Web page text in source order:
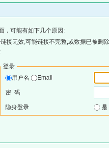
，可能有如下几个原因:
接无效,可能链接不完整,或数据已被删
登录
用户名
Email
密 码
隐身登录